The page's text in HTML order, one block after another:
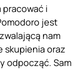
pracować i
jest
nam
skupienia oraz
odpocząć. Sam